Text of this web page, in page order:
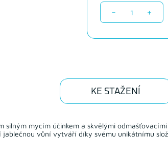
- +
KE STAŽENÍ
mycím účinkem a skvělými
jablečnou vůní vytváří díky svému unikátnímu